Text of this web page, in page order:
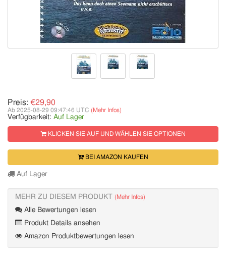
Preis: €29,90
Ab 2025-08-29 09:47:46 UTC (Mehr Infos)
Verfügbarkeit: Auf Lager
KLICKEN SIE AUF UND WÄHLEN SIE OPTIONEN
BEI AMAZON KAUFEN
Auf Lager
MEHR ZU DIESEM PRODUKT (Mehr Infos)
Alle Bewertungen lesen
Produkt Details ansehen
Amazon Produktbewertungen lesen